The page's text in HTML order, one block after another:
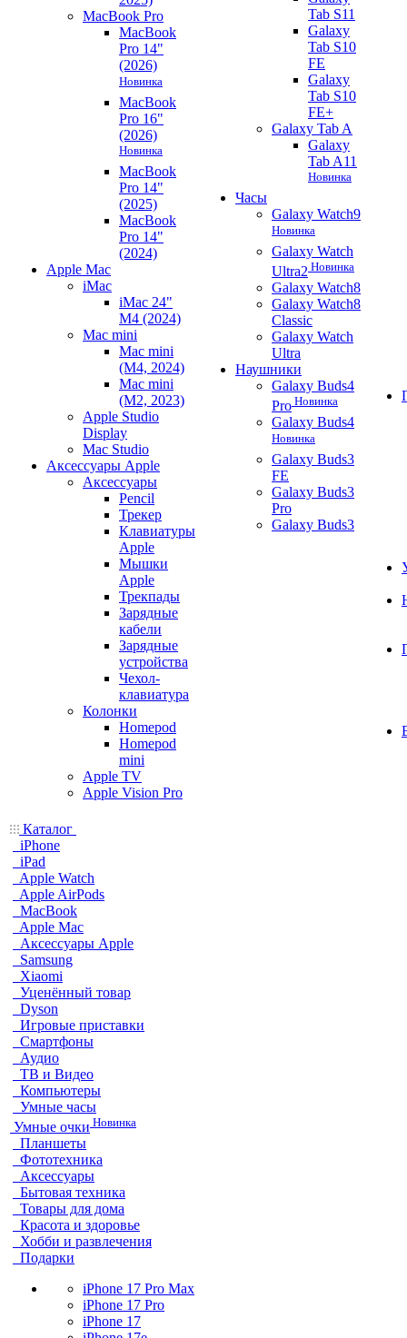
MacBook Pro
MacBook
Pro 14"
(2026)
Новинка
MacBook
Pro 16"
(2026)
Новинка
MacBook
Pro 14"
(2025)
MacBook
Pro 14"
(2024)
Apple Mac
iMac
iMac 24"
M4 (2024)
Mac mini
Mac mini
(M4, 2024)
Mac mini
(M2, 2023)
Apple Studio
Display
Mac Studio
Аксессуары Apple
Аксессуары
Pencil
Трекер
Клавиатуры
Apple
Мышки
Apple
Трекпады
Зарядные
кабели
Зарядные
устройства
Чехол-
клавиатура
Колонки
Homepod
Homepod
mini
Apple TV
Apple Vision Pro
Tab S11
Galaxy
Tab S10
FE
Galaxy
Tab S10
FE+
Galaxy Tab A
Galaxy
Tab A11
Новинка
Часы
Galaxy Watch9
Новинка
Galaxy Watch
Ultra2 Новинка
Galaxy Watch8
Galaxy Watch8
Classic
Galaxy Watch
Ultra
Наушники
Galaxy Buds4
Pro Новинка
Galaxy Buds4
Новинка
Galaxy Buds3
FE
Galaxy Buds3
Pro
Galaxy Buds3
Каталог
iPhone
iPad
Apple Watch
Apple AirPods
MacBook
Apple Mac
Аксессуары Apple
Samsung
Xiaomi
Уценённый товар
Dyson
Игровые приставки
Смартфоны
Аудио
ТВ и Видео
Компьютеры
Умные часы
Умные очки Новинка
Планшеты
Фототехника
Аксессуары
Бытовая техника
Товары для дома
Красота и здоровье
Хобби и развлечения
Подарки
iPhone 17 Pro Max
iPhone 17 Pro
iPhone 17